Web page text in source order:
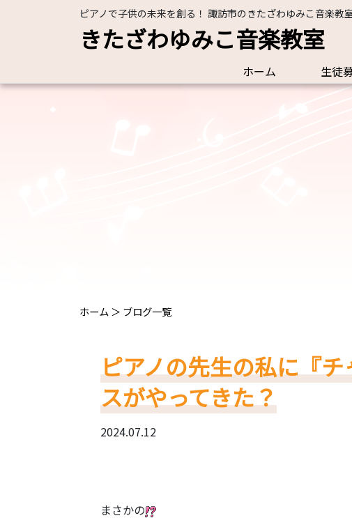
ピアノで子供の未来を創る！ 諏訪市のきたざわゆみこ音楽教
きたざわゆみこ音楽教室
ホーム 生徒
ホーム ＞ ブログ一覧
ピアノの先生の私に『
スがやってきた？
2024.07.12
まさかの